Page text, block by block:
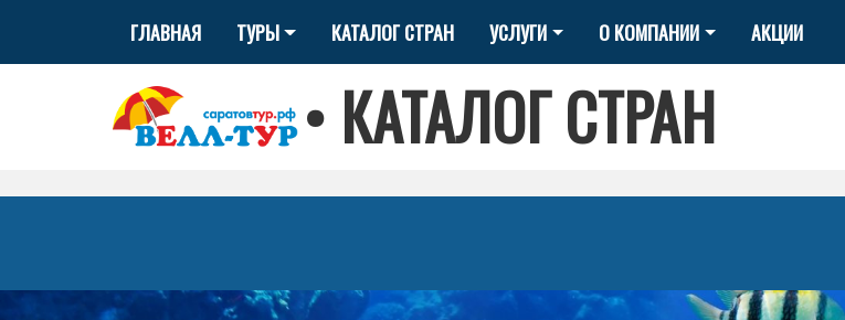
ГЛАВНАЯ ТУРЫ КАТАЛОГ СТРАН УСЛУГИ О КОМПАНИИ АКЦИИ
• КАТАЛОГ СТРАН